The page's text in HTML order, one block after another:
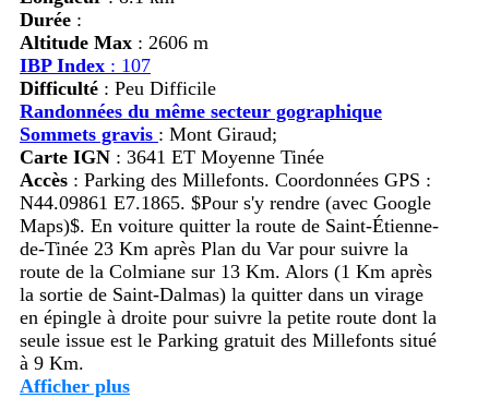
Durée :
Altitude Max : 2606 m
IBP Index : 107
Difficulté : Peu Difficile
Randonnées du même secteur gographique
Sommets gravis : Mont Giraud;
Carte IGN : 3641 ET Moyenne Tinée
Accès : Parking des Millefonts. Coordonnées GPS :
N44.09861 E7.1865. $Pour s'y rendre (avec Google
Maps)$. En voiture quitter la route de Saint-Étienne-
de-Tinée 23 Km après Plan du Var pour suivre la
route de la Colmiane sur 13 Km. Alors (1 Km après
la sortie de Saint-Dalmas) la quitter dans un virage
en épingle à droite pour suivre la petite route dont la
seule issue est le Parking gratuit des Millefonts situé
à 9 Km.
Afficher plus